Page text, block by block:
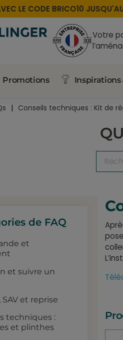
LE CODEBRICO10JUSQU'AU
Votre
Promotions Inspirations
Conseils techniques : Kit de
de FAQ
et
et suivre un
SAV et reprise
techniques :
et plinthes